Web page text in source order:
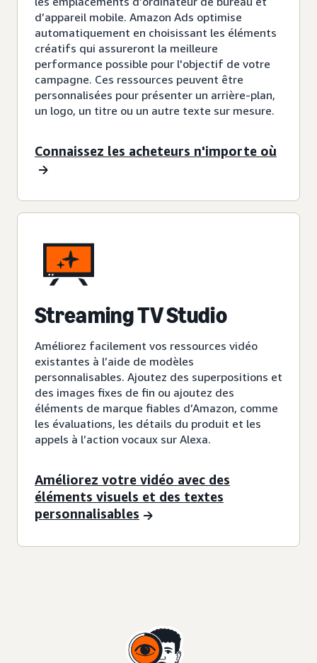
d’appareil mobile. Amazon Ads optimise
automatiquement en choisissant les éléments
créatifs qui assureront la meilleure
performance possible pour l'objectif de votre
campagne. Ces ressources peuvent être
personnalisées pour présenter un arrière-plan,
un logo, un titre ou un autre texte sur mesure.
Connaissez les acheteurs n'importe où
Streaming TV Studio
Améliorez facilement vos ressources vidéo
existantes à l’aide de modèles
personnalisables. Ajoutez des superpositions et
des images fixes de fin ou ajoutez des
éléments de marque fiables d’Amazon, comme
les évaluations, les détails du produit et les
appels à l’action vocaux sur Alexa.
Améliorez votre vidéo avec des
éléments visuels et des textes
personnalisables